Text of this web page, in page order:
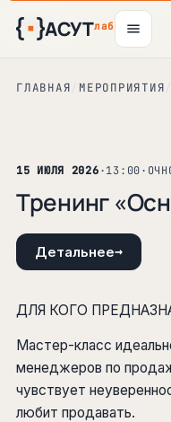
АСУТлаб
ГЛАВНАЯ МЕРОПРИЯТИЯ
15 ИЮЛЯ 2026·13:00·
Тренинг
Детальнее→
ДЛЯ КОГО
Мастер-класс
менеджеров по
чувствует
любит продавать.
8 авг
12 авг
13 авг
14 авг